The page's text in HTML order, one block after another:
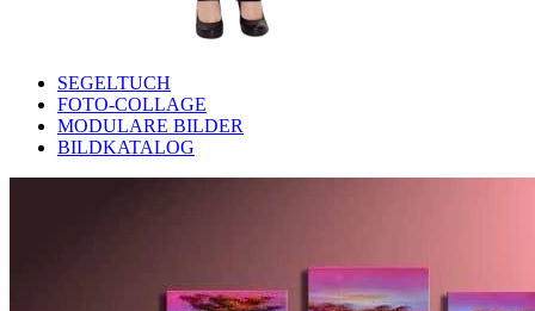
SEGELTUCH
FOTO-COLLAGE
MODULARE BILDER
BILDKATALOG